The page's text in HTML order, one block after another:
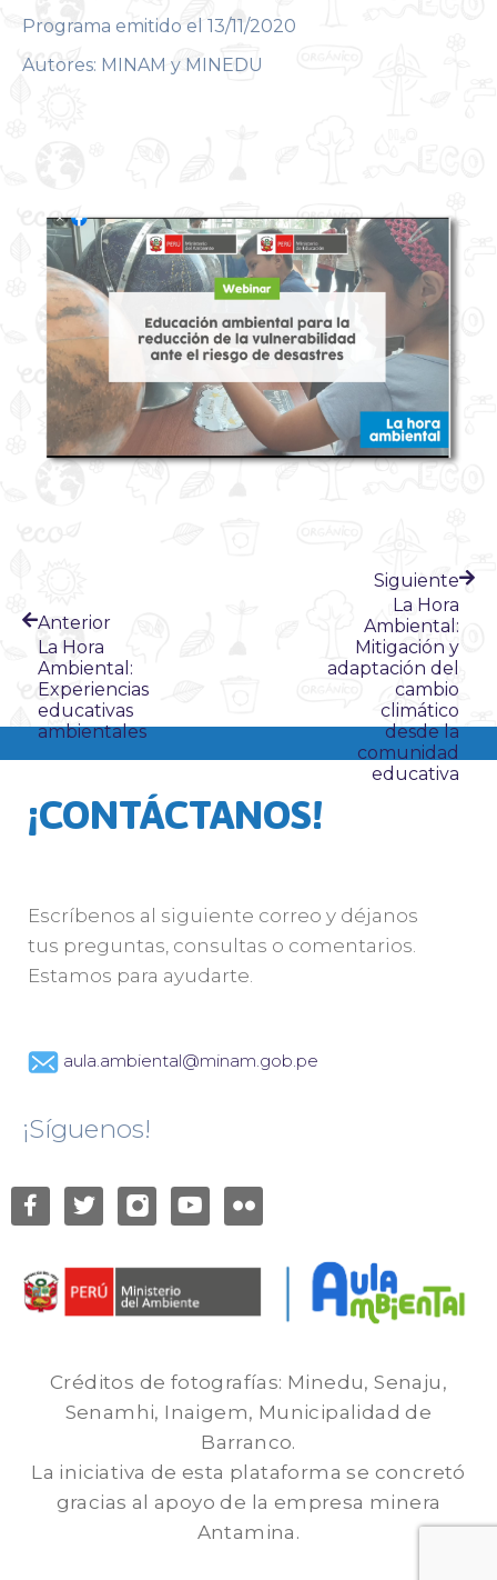
Programa emitido el 13/11/2020
Autores: MINAM y MINEDU
Anterior
La Hora
Ambiental:
Experiencias
educativas
ambientales
Siguiente
La Hora
Ambiental:
Mitigación y
adaptación del
cambio
climático
desde la
comunidad
educativa
¡CONTÁCTANOS!
Escríbenos al siguiente correo y déjanos
tus preguntas, consultas o comentarios.
Estamos para ayudarte.
aula.ambiental@minam.gob.pe
¡Síguenos!
Créditos de fotografías: Minedu, Senaju,
Senamhi, Inaigem, Municipalidad de
Barranco.
La iniciativa de esta plataforma se concretó
gracias al apoyo de la empresa minera
Antamina.